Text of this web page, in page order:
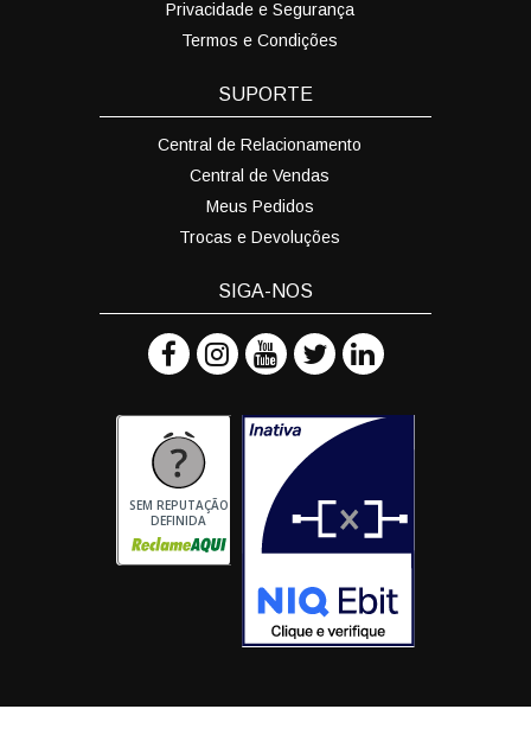
Privacidade e Segurança
Termos e Condições
SUPORTE
Central de Relacionamento
Central de Vendas
Meus Pedidos
Trocas e Devoluções
SIGA-NOS
SEM REPUTAÇÃO
DEFINIDA